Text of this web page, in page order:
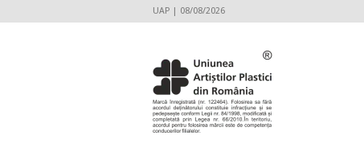
UAP | 08/08/2026